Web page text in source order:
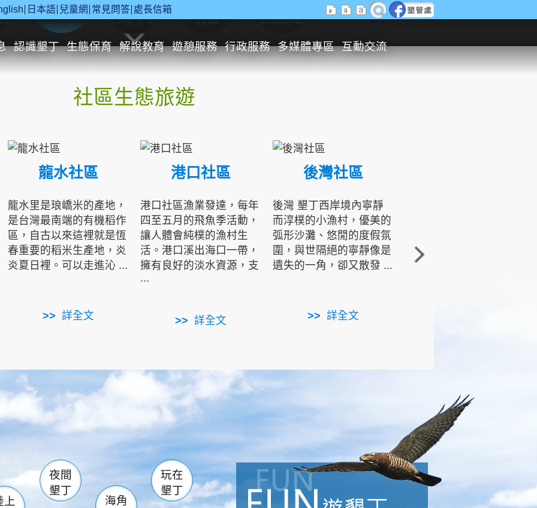
日本語 兒童網 常見問答 處長信箱
認識墾丁 生態保育 解說教育 遊憩服務 行政服務 多媒體專區 互動交流
休閒遊憩 行政申辦 兒童 生態旅遊
社區生態旅遊
龍水社區
龍水里是琅嶠米的產地，
是台灣最南端的有機稻作
區，自古以來這裡就是恆
春重要的稻米生產地，炎
炎夏日裡。可以走進沁 ...
詳全文
港口社區
港口社區漁業發達，每年
四至五月的飛魚季活動，
讓人體會純樸的漁村生
活。港口溪出海口一帶，
擁有良好的淡水資源，支
...
詳全文
後灣社區
後灣 墾丁西岸境內寧靜
而淳樸的小漁村，優美的
弧形沙灘、悠閒的度假氛
圍，與世隔絕的寧靜像是
遺失的一角，卻又散發 ...
詳全文
角的端點，冬季海浪拍打
著礁岸，旺盛的侵蝕作
南仁湖
滿州 佳樂水
森林遊樂區
墾管處遊客中心
社頂公園 風吹沙
船帆石 龍磐公園
香蕉灣 龍坑
鵝鑾鼻
上
夜間
墾丁
海角
玩在
墾丁